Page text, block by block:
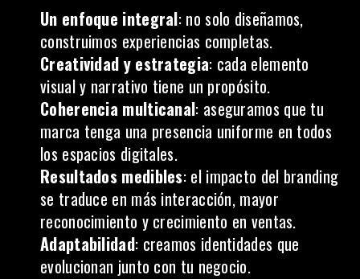
Un enfoque integral: no solo diseñamos,
construimos experiencias completas.
Creatividad y estrategia: cada elemento
visual y narrativo tiene un propósito.
Coherencia multicanal: aseguramos que tu
marca tenga una presencia uniforme en todos
los espacios digitales.
Resultados medibles: el impacto del branding
se traduce en más interacción, mayor
reconocimiento y crecimiento en ventas.
Adaptabilidad: creamos identidades que
evolucionan junto con tu negocio.